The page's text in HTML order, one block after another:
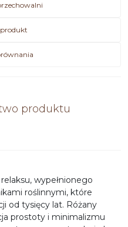
produktu
wypełnionego
roślinnymi, które
od tysięcy lat. Różany
prostoty i minimalizmu